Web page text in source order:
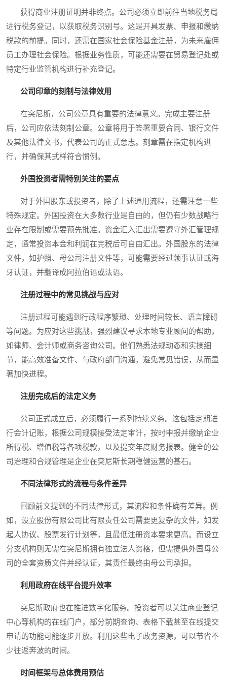
获得商业注册证明并非终点。公司必须立即前往当地税务局
进行税务登记，以获取税务识别号。这是开具发票、申报和缴纳
税款的前提。同时，还需在国家社会保险基金注册，为未来雇佣
员工办理社会保险。根据业务性质，可能还需要在贸易登记处或
特定行业监管机构进行补充登记。
公司印章的刻制与法律效用
在突尼斯，公司公章具有重要的法律意义。完成主要注册
后，公司应依法刻制公章。公章将用于签署重要合同、银行文件
及其他法律文书，代表公司的正式意志。刻章需在指定机构进
行，并确保其式样符合惯例。
外国投资者需特别关注的要点
对于外国股东或投资者，除了上述通用流程，还需注意一些
特殊规定。外国投资在大多数行业是自由的，但仍有少数战略行
业存在限制或需要预先批准。资金汇入汇出需要遵守外汇管理规
定，通常投资本金和利润在完税后可自由汇出。外国股东的法律
文件，如护照、母公司注册文件等，可能需要经过领事认证或海
牙认证，并翻译成阿拉伯语或法语。
注册过程中的常见挑战与应对
注册过程可能遇到行政程序繁琐、处理时间较长、语言障碍
等问题。为应对这些挑战，强烈建议寻求本地专业顾问的帮助，
如律师、会计师或商务咨询公司。他们熟悉法规动态和实操细
节，能高效准备文件、与政府部门沟通，避免常见错误，从而显
著加快进程。
注册完成后的法定义务
公司正式成立后，必须履行一系列持续义务。这包括定期进
行会计记账，根据公司规模接受法定审计，按时申报并缴纳企业
所得税、增值税等各项税款，以及提交年度财务报表。健全的公
司治理和合规管理是企业在突尼斯长期稳健运营的基石。
不同法律形式的流程与条件差异
回顾前文提到的不同法律形式，其流程和条件确有差异。例
如，设立股份有限公司比有限责任公司需要更复杂的文件，如发
起人协议、股票发行计划等，且最低注册资本要求更高。而设立
分支机构则无需在突尼斯拥有独立法人资格，但需提供外国母公
司的全套资质文件并经认证，其责任最终由母公司承担。
利用政府在线平台提升效率
突尼斯政府也在推进数字化服务。投资者可以关注商业登记
中心等机构的在线门户，部分前期查询、表格下载甚至在线提交
申请的功能可能逐步开放。利用这些电子政务资源，可以节省不
少往返奔波的时间。
时间框架与总体费用预估